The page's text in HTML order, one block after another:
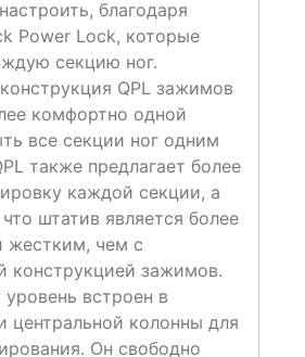
благодаря
Power Lock, которые
секцию ног.
QPL зажимов
комфортно одной
все секции ног одним
также предлагает более
каждой секции, а
что штатив является более
жестким, чем с
конструкцией зажимов.
встроен в
центральной колонны для
Он свободно